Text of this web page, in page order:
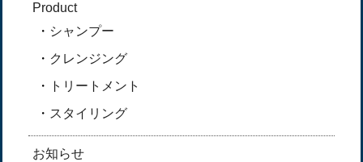
Product
シャンプー
クレンジング
トリートメント
スタイリング
お知らせ